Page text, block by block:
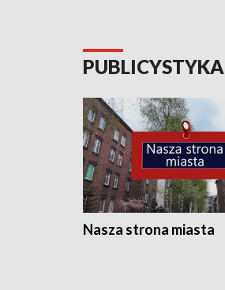
PUBLICYSTYKA
Nasza strona miasta